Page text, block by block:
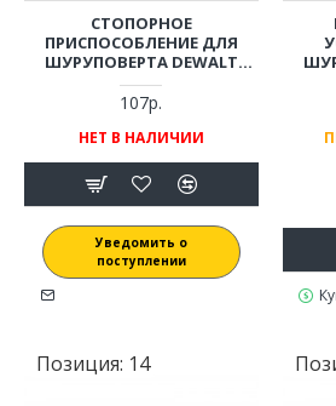
СТОПОРНОЕ
ПРИСПОСОБЛЕНИЕ ДЛЯ
ШУРУПОВЕРТА DEWALT
DCD700, DCD710, DCD734,
DCD771
107р.
НЕТ В НАЛИЧИИ
Уведомить о
поступлении
Позиция: 14